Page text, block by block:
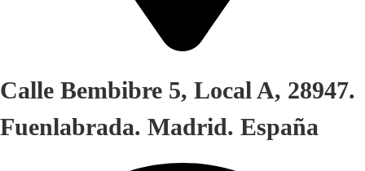
Calle Bembibre 5, Local A, 28947.
Fuenlabrada. Madrid. España